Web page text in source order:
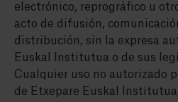
electrónico, reprográfico u
acto de difusión,
distribución, sin la expresa
Euskal Institutua o de sus
Cualquier uso no autorizado
de Etxepare Euskal Institutua